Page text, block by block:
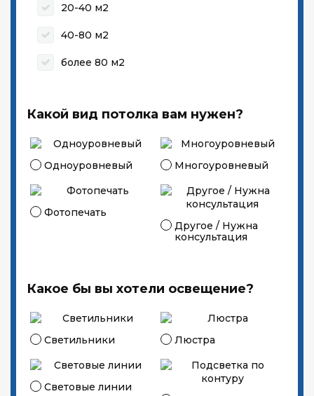
20-40 м2
40-80 м2
более 80 м2
Какой вид потолка вам нужен?
Одноуровневый Многоуровневый
Фотопечать
Другое / Нужна
консультация
Какое бы вы хотели освещение?
Светильники Люстра
Световые линии